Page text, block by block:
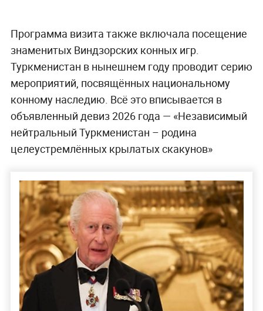
Программа визита также включала посещение
знаменитых Виндзорских конных игр.
Туркменистан в нынешнем году проводит серию
мероприятий, посвящённых национальному
конному наследию. Всё это вписывается в
объявленный девиз 2026 года — «Независимый
нейтральный Туркменистан – родина
целеустремлённых крылатых скакунов»